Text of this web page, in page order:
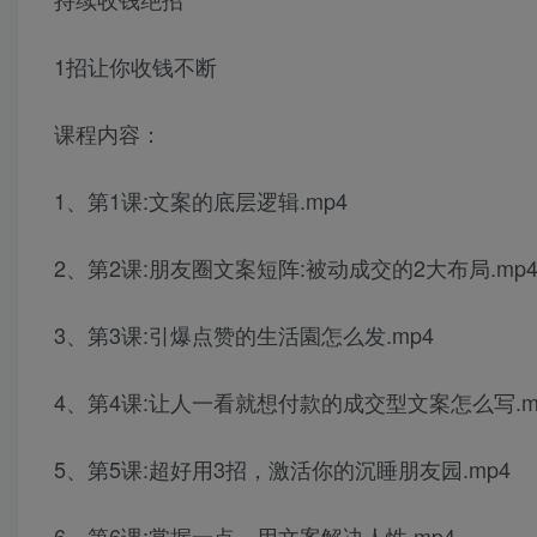
1招让你收钱不断
课程内容：
1、第1课:文案的底层逻辑.mp4
2、第2课:朋友圈文案短阵:被动成交的2大布局.mp4
3、第3课:引爆点赞的生活園怎么发.mp4
4、第4课:让人一看就想付款的成交型文案怎么写
5、第5课:超好用3招，激活你的沉睡朋友园.mp4